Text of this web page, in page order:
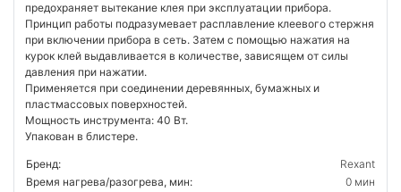
предохраняет вытекание клея при эксплуатации прибора.
Принцип работы подразумевает расплавление клеевого стержня
при включении прибора в сеть. Затем с помощью нажатия на
курок клей выдавливается в количестве, зависящем от силы
давления при нажатии.
Применяется при соединении деревянных, бумажных и
пластмассовых поверхностей.
Мощность инструмента: 40 Вт.
Упакован в блистере.
Бренд:
Rexant
Время нагрева/разогрева, мин:
0 мин